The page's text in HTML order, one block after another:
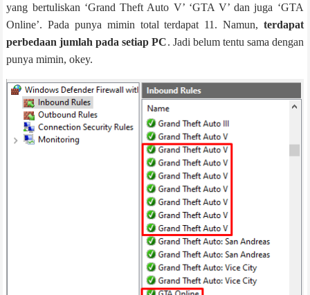
yang bertuliskan ‘Grand Theft Auto V’ ‘GTA V’ dan juga ‘GTA
Online’. Pada punya mimin total terdapat 11. Namun, terdapat
perbedaan jumlah pada setiap PC. Jadi belum tentu sama dengan
punya mimin, okey.